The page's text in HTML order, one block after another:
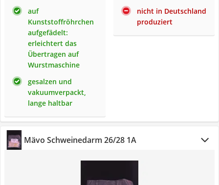
auf
Kunststoffröhrchen
aufgefädelt:
erleichtert das
Übertragen auf
Wurstmaschine
gesalzen und
vakuumverpackt,
lange haltbar
nicht in Deutschland
produziert
Mävo Schweinedarm 26/28 1A